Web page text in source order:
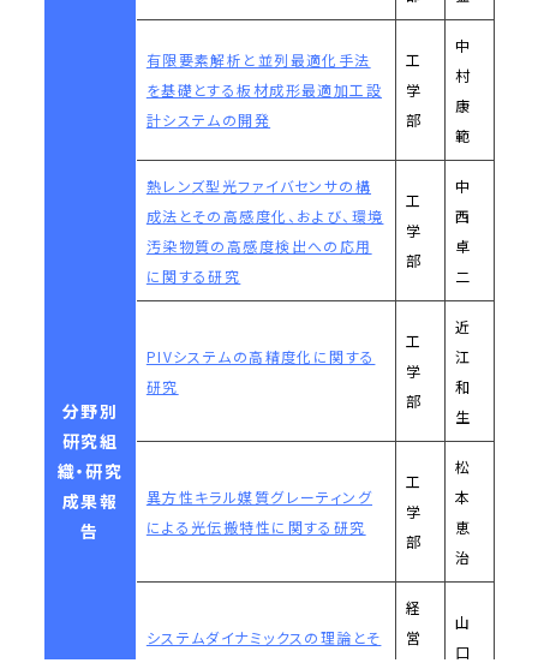
分野別
研究組
織・研究
成果報
告
有限要素解析と並列最適化手法
を基礎とする板材成形最適加工設
計システムの開発
工
学
部
中
村
康
範
熱レンズ型光ファイバセンサの構
成法とその高感度化、および、環境
汚染物質の高感度検出への応用
に関する研究
工
学
部
中
西
卓
二
PIVシステムの高精度化に関する
研究
工
学
部
近
江
和
生
異方性キラル媒質グレーティング
による光伝搬特性に関する研究
工
学
部
松
本
恵
治
システムダイナミックスの理論とそ
経
営
山
口